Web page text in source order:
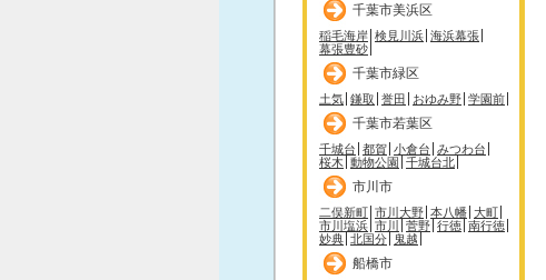
千葉市美浜区
稲毛海岸 検見川浜 海浜幕張
幕張豊砂
千葉市緑区
土気 鎌取 誉田 おゆみ野 学園前
千葉市若葉区
千城台 都賀 小倉台 みつわ台
桜木 動物公園 千城台北
市川市
二俣新町 市川大野 本八幡 大町
市川塩浜 市川 菅野 行徳 南行徳
妙典 北国分 鬼越
船橋市